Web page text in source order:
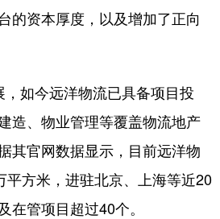
的资本厚度，以及增加了正向
如今远洋物流已具备项目投
造、物业管理等覆盖物流地产
其官网数据显示，目前远洋物
平方米，进驻北京、上海等近20
在管项目超过40个。